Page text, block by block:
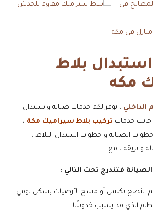
بلاط
مكه
، توفر لكم خدمات صيانة واستبدال
جانب خدمات تركيب بلاط سيراميك مكة ،
الصيانة و خطوات استبدال البلاط ،
و بريقة لامع .
فتندرج تحت التالي :
ينصح بكنس أو مسح الأرضيات بشكل يومي
الذي قد يسبب خدوشًا.